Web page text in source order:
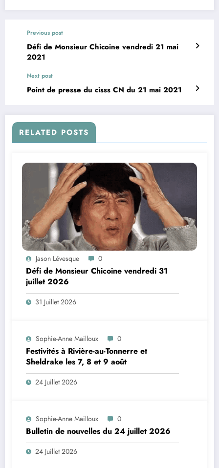
Previous post
Défi de Monsieur Chicoine vendredi 21 mai
2021
Next post
Point de presse du cisss CN du 21 mai 2021
RELATED POSTS
Jason Lévesque 0
Défi de Monsieur Chicoine vendredi 31
juillet 2026
31 Juillet 2026
Sophie-Anne Mailloux 0
Festivités à Rivière-au-Tonnerre et
Sheldrake les 7, 8 et 9 août
24 Juillet 2026
Sophie-Anne Mailloux 0
Bulletin de nouvelles du 24 juillet 2026
24 Juillet 2026